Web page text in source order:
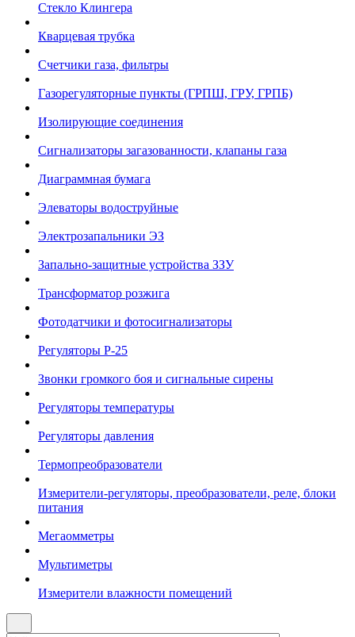
Стекло Клингера
Кварцевая трубка
Счетчики газа, фильтры
Газорегуляторные пункты (ГРПШ, ГРУ, ГРПБ)
Изолирующие соединения
Сигнализаторы загазованности, клапаны газа
Диаграммная бумага
Элеваторы водоструйные
Электрозапальники ЭЗ
Запально-защитные устройства ЗЗУ
Трансформатор розжига
Фотодатчики и фотосигнализаторы
Регуляторы Р-25
Звонки громкого боя и сигнальные сирены
Регуляторы температуры
Регуляторы давления
Термопреобразователи
Измерители-регуляторы, преобразователи, реле, блоки
питания
Мегаомметры
Мультиметры
Измерители влажности помещений